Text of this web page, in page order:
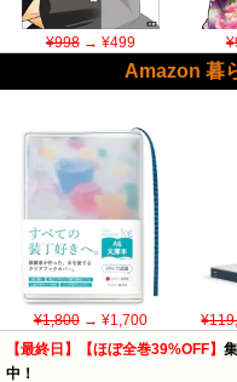
¥998→ ¥499
Amazon 暮
¥1,800→ ¥1,700
【最終日】【ほぼ全巻39%OFF】
中！